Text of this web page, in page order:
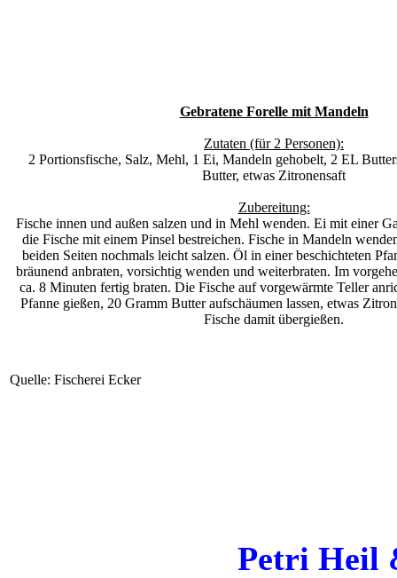
Gebratene Forelle mit Mandeln
Zutaten (für 2 Personen):
2 Portionsfische, Salz, Mehl, 1 Ei, Mandeln gehobelt, 2 EL
Butter, etwas Zitronensaft
Zubereitung:
Fische innen und außen salzen und in Mehl wenden. Ei mit einer
die Fische mit einem Pinsel bestreichen. Fische in Mandeln
beiden Seiten nochmals leicht salzen. Öl in einer beschichteten
bräunend anbraten, vorsichtig wenden und weiterbraten. Im
ca. 8 Minuten fertig braten. Die Fische auf vorgewärmte Teller
Pfanne gießen, 20 Gramm Butter aufschäumen lassen, etwas
Fische damit übergießen.
Quelle: Fischerei Ecker
Petri Heil